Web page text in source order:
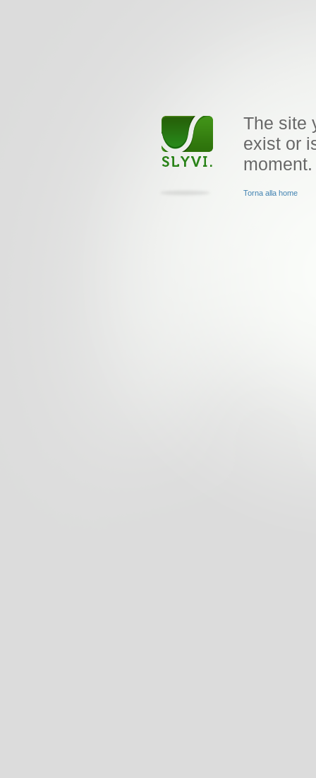
The site
exist or
moment.
Torna alla home